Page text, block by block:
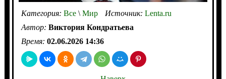
Категория: Все\Мир Источник: Lenta.ru
Автор: Виктория Кондратьева
Время: 02.06.2026 14:36